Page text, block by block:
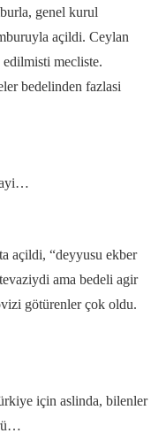
genel kurul
açildi. Ceylan
mecliste.
bedelinden fazlasi
açildi, “deyyusu ekber
ama bedeli agir
götürenler çok oldu.
için aslinda, bilenler